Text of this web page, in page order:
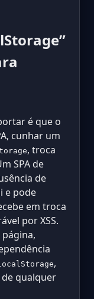
é que o
cunhar um
, troca
SPA de
de
e pode
em troca
por XSS.
,
qualquer